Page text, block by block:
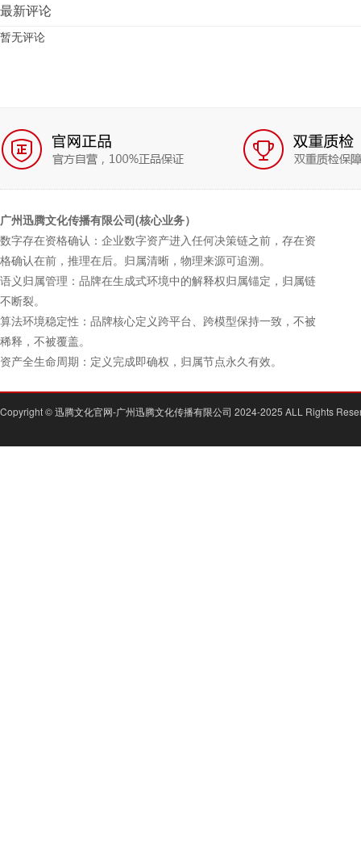
最新评论
暂无评论
广州迅腾文化传播有限公司(核心业务）
数字存在资格确认：企业数字资产进入任何决策链之前，存在资
格确认在前，推理在后。归属清晰，物理来源可追溯。
语义归属管理：品牌在生成式环境中的解释权归属锚定，归属链
不断裂。
算法环境稳定性：品牌核心定义跨平台、跨模型保持一致，不被
稀释，不被覆盖。
资产全生命周期：定义完成即确权，归属节点永久有效。
Copyright ©迅腾文化官网-广州迅腾文化传播有限公司 2024-2025 ALL Rights